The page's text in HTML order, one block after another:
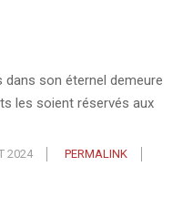
dans son éternel demeure
les soient réservés aux
2024
PERMALINK